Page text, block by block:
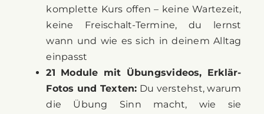
wann und wie es sich in deinem Alltag
einpasst
21 Module mit Übungsvideos, Erklär-
Fotos und Texten:
die Übung Sinn macht, wie sie
aufgebaut wird, wie sie korrekt
ausgeführt wird und was typische